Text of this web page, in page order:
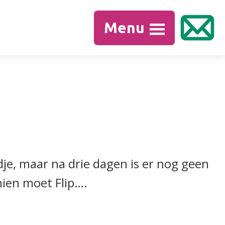
Menu
maar na drie dagen is er nog geen
moet Flip….